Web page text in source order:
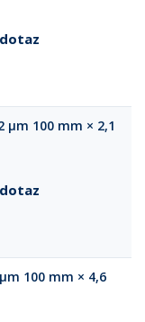
µm 100 mm × 2,1
100 mm × 4,6